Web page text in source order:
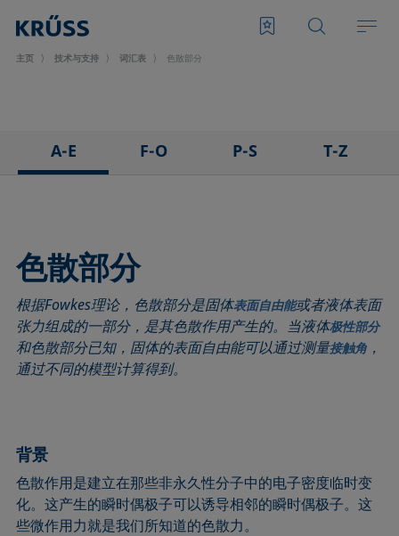
主页 技术与支持 词汇表 色散部分
A-E
吸附系数
前进角
ASTM D 971
基线
气泡压力张力仪
受束座滴法
接触角
CMC和表面活性剂浓度
F-O
发泡剂
Fowkes法
高宽法
滞后角
界面流变，表面流变
莲花效应
弯月面法
吴氏法
P-S
多项式法
后退角
脱环法
棒法
滚动角
旋转滴张力仪
铺展
铺展系数
T-Z
顶视距离法
Washburn法
韦伯数
润湿性
润湿长度
粘附功
内聚功
杨拉普拉斯拟合
色散部分
根据Fowkes理论，色散部分是固体表面自由能或者液体表面
张力组成的一部分，是其色散作用产生的。当液体极性部分
和色散部分已知，固体的表面自由能可以通过测量接触角 ，
通过不同的模型计算得到。
背景
色散作用是建立在那些非永久性分子中的电子密度临时变
化。这产生的瞬时偶极子可以诱导相邻的瞬时偶极子。这
些微作用力就是我们所知道的色散力。